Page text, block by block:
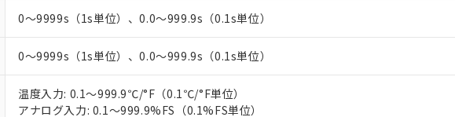
0～9999s（1s単位）、0.0～999.9s（0.1s単位）
0～9999s（1s単位）、0.0～999.9s（0.1s単位）
温度入力: 0.1～999.9℃/°F（0.1℃/°F単位）
アナログ入力: 0.1～999.9%FS（0.1%FS単位）
い。
正式な納期状況および標準価格はお客様のお取引先、またはお客様担当のオムロン
当社販売員にご相談ください。
オムロン制御機器販売店や当社販売拠点は「販売ネットワーク
」をご確認くだ
在庫状況および標準価格結果を当社の事前の承諾なく第三者に漏洩または開示しな
す。
フタル酸エステル類の４物質については閾値を超える意図的な使用がないことを確認しています。
※2 対応予定月
部品在庫の切り替え状況などにより、予定月が前後することがあります。
DBP(フタル酸ジブチル) : 1000ppm、 DIBP(フタル酸ジイソブチル) : 1000ppm、 BBP(フタル酸ブチルベンジル)
※2 環境保護使用期限
「ｅ」：有害物質（10物質）のすべてが基準値以下であることを示します。
当社は貴社製品を、核兵器、ミサイル、化学兵器、生物兵器またはその他武器並び
置等に一切使用いたしません。
当社は、貴社製品を第三者に販売する場合は、上記1、2および3の内容を当該第三
また当社は、販売先および販売に係わる関係者が違法に輸出するおそれがある場合
たしません。
○ 一定数以上の在庫あり
△ 一定数には満たないが在庫あり
－
在庫なし(最新の在庫状況については、お客様のお取引先、またはお客様担当
機器販売店・当社販売員にご確認ください)